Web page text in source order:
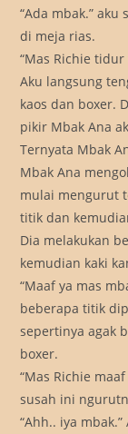
“Ada mbak.”
di meja rias.
“Mas Richie
Aku langsung
kaos dan boxer.
pikir Mbak Ana
Ternyata Mbak
Mbak Ana
mulai mengurut
titik dan
Dia melakukan
kemudian kaki
“Maaf ya mas
beberapa titik
sepertinya agak
boxer.
“Mas Richie
susah ini
“Ahh.. iya